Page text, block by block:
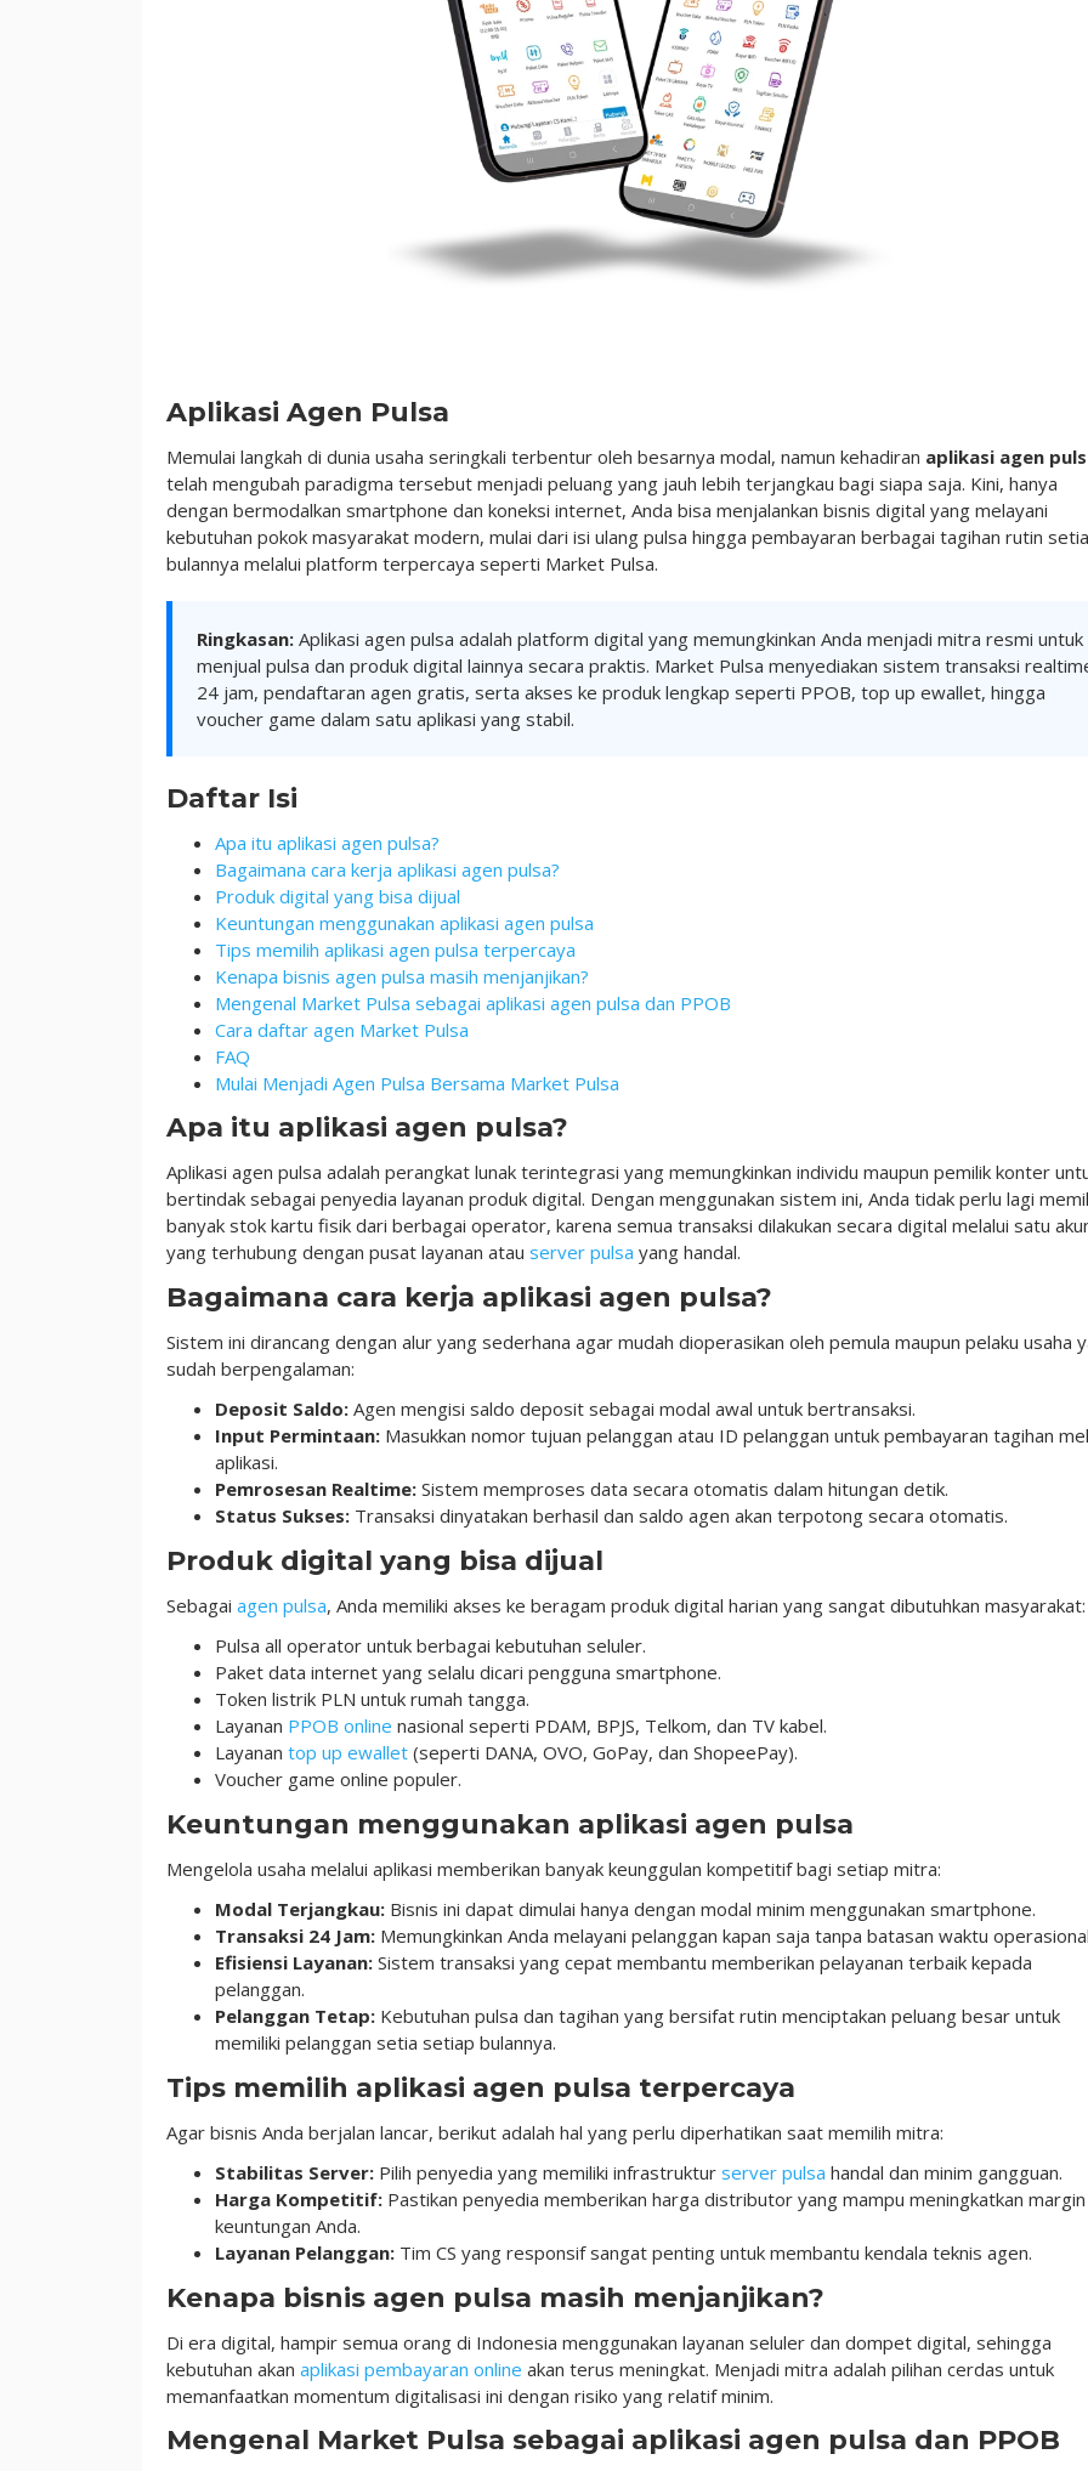
Aplikasi Agen Pulsa
Memulai langkah di dunia usaha seringkali terbentur oleh besarnya modal, namun kehadiran aplikasi agen
telah mengubah paradigma tersebut menjadi peluang yang jauh lebih terjangkau bagi siapa saja. Kini, hanya
dengan bermodalkan smartphone dan koneksi internet, Anda bisa menjalankan bisnis digital yang melayani
kebutuhan pokok masyarakat modern, mulai dari isi ulang pulsa hingga pembayaran berbagai tagihan rutin
bulannya melalui platform terpercaya seperti Market Pulsa.
Ringkasan: Aplikasi agen pulsa adalah platform digital yang memungkinkan Anda menjadi mitra resmi untuk
menjual pulsa dan produk digital lainnya secara praktis. Market Pulsa menyediakan sistem transaksi
24 jam, pendaftaran agen gratis, serta akses ke produk lengkap seperti PPOB, top up ewallet, hingga
voucher game dalam satu aplikasi yang stabil.
Daftar Isi
Apa itu aplikasi agen pulsa?
Bagaimana cara kerja aplikasi agen pulsa?
Produk digital yang bisa dijual
Keuntungan menggunakan aplikasi agen pulsa
Tips memilih aplikasi agen pulsa terpercaya
Kenapa bisnis agen pulsa masih menjanjikan?
Mengenal Market Pulsa sebagai aplikasi agen pulsa dan PPOB
Cara daftar agen Market Pulsa
FAQ
Mulai Menjadi Agen Pulsa Bersama Market Pulsa
Apa itu aplikasi agen pulsa?
Aplikasi agen pulsa adalah perangkat lunak terintegrasi yang memungkinkan individu maupun pemilik konter
bertindak sebagai penyedia layanan produk digital. Dengan menggunakan sistem ini, Anda tidak perlu lagi
banyak stok kartu fisik dari berbagai operator, karena semua transaksi dilakukan secara digital melalui satu
yang terhubung dengan pusat layanan atau server pulsa yang handal.
Bagaimana cara kerja aplikasi agen pulsa?
Sistem ini dirancang dengan alur yang sederhana agar mudah dioperasikan oleh pemula maupun pelaku usaha
sudah berpengalaman:
Deposit Saldo: Agen mengisi saldo deposit sebagai modal awal untuk bertransaksi.
Input Permintaan: Masukkan nomor tujuan pelanggan atau ID pelanggan untuk pembayaran tagihan
aplikasi.
Pemrosesan Realtime: Sistem memproses data secara otomatis dalam hitungan detik.
Status Sukses: Transaksi dinyatakan berhasil dan saldo agen akan terpotong secara otomatis.
Produk digital yang bisa dijual
Sebagai agen pulsa, Anda memiliki akses ke beragam produk digital harian yang sangat dibutuhkan masyarakat:
Pulsa all operator untuk berbagai kebutuhan seluler.
Paket data internet yang selalu dicari pengguna smartphone.
Token listrik PLN untuk rumah tangga.
Layanan PPOB online nasional seperti PDAM, BPJS, Telkom, dan TV kabel.
Layanan top up ewallet (seperti DANA, OVO, GoPay, dan ShopeePay).
Voucher game online populer.
Keuntungan menggunakan aplikasi agen pulsa
Mengelola usaha melalui aplikasi memberikan banyak keunggulan kompetitif bagi setiap mitra:
Modal Terjangkau: Bisnis ini dapat dimulai hanya dengan modal minim menggunakan smartphone.
Transaksi 24 Jam: Memungkinkan Anda melayani pelanggan kapan saja tanpa batasan waktu
Efisiensi Layanan: Sistem transaksi yang cepat membantu memberikan pelayanan terbaik kepada
pelanggan.
Pelanggan Tetap: Kebutuhan pulsa dan tagihan yang bersifat rutin menciptakan peluang besar untuk
memiliki pelanggan setia setiap bulannya.
Tips memilih aplikasi agen pulsa terpercaya
Agar bisnis Anda berjalan lancar, berikut adalah hal yang perlu diperhatikan saat memilih mitra:
Stabilitas Server: Pilih penyedia yang memiliki infrastruktur server pulsa handal dan minim gangguan.
Harga Kompetitif: Pastikan penyedia memberikan harga distributor yang mampu meningkatkan margin
keuntungan Anda.
Layanan Pelanggan: Tim CS yang responsif sangat penting untuk membantu kendala teknis agen.
Kenapa bisnis agen pulsa masih menjanjikan?
Di era digital, hampir semua orang di Indonesia menggunakan layanan seluler dan dompet digital, sehingga
kebutuhan akan aplikasi pembayaran online akan terus meningkat. Menjadi mitra adalah pilihan cerdas untuk
memanfaatkan momentum digitalisasi ini dengan risiko yang relatif minim.
Mengenal Market Pulsa sebagai aplikasi agen pulsa dan PPOB